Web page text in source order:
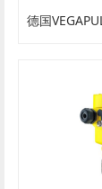
德国